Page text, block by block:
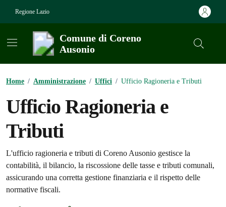
Regione Lazio
Comune di Coreno
Ausonio
Home / Amministrazione / Uffici / Ufficio Ragioneria e Tributi
Ufficio Ragioneria e
Tributi
L'ufficio ragioneria e tributi di Coreno Ausonio gestisce la
contabilità, il bilancio, la riscossione delle tasse e tributi comunali,
assicurando una corretta gestione finanziaria e il rispetto delle
normative fiscali.